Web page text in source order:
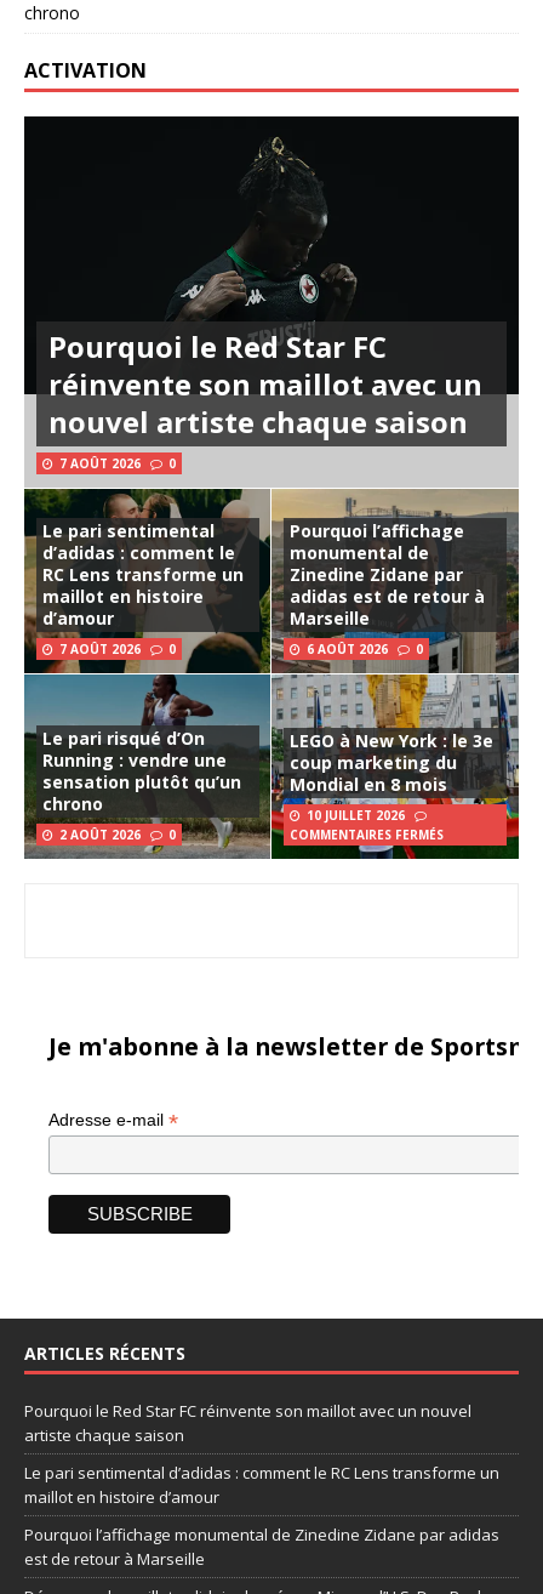
chrono
ACTIVATION
Pourquoi le Red Star FC
réinvente son maillot avec un
nouvel artiste chaque saison
7 AOÛT 2026 0
Le pari sentimental
d’adidas : comment le
RC Lens transforme un
maillot en histoire
d’amour
7 AOÛT 2026 0
Pourquoi l’affichage
monumental de
Zinedine Zidane par
adidas est de retour à
Marseille
6 AOÛT 2026 0
Le pari risqué d’On
Running : vendre une
sensation plutôt qu’un
chrono
2 AOÛT 2026 0
LEGO à New York : le 3e
coup marketing du
Mondial en 8 mois
10 JUILLET 2026
COMMENTAIRES FERMÉS
Je m'abonne à la newsletter de
Adresse e-mail *
ARTICLES RÉCENTS
Pourquoi le Red Star FC réinvente son maillot avec un nouvel
artiste chaque saison
Le pari sentimental d’adidas : comment le RC Lens transforme un
maillot en histoire d’amour
Pourquoi l’affichage monumental de Zinedine Zidane par adidas
est de retour à Marseille